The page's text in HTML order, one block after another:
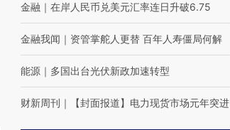
金融 ｜ 在岸人民币兑美元汇率连日升破6.75
金融我闻 ｜ 资管掌舵人更替 百年人寿僵局何解
能源 ｜ 多国出台光伏新政加速转型
财新周刊 ｜ 【封面报道】电力现货市场元年突进